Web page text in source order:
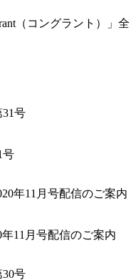
（コングラント）」全
号
11月号配信のご案内